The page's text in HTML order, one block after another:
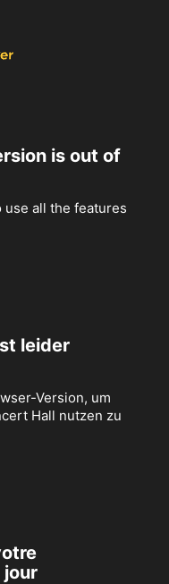
is out of
all the features
leider
Version, um
Hall nutzen zu
jour